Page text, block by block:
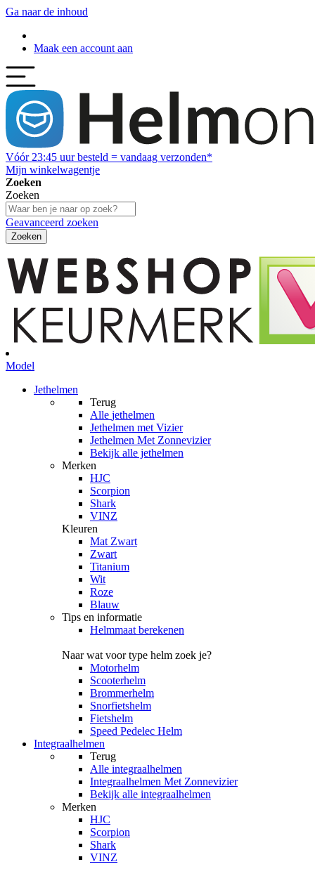
Ga naar de inhoud
Maak een account aan
Vóór 23:45 uur besteld = vandaag verzonden*
Mijn winkelwagentje
Zoeken
Zoeken
Geavanceerd zoeken
Zoeken
Model
Jethelmen
Terug
Alle jethelmen
Jethelmen met Vizier
Jethelmen Met Zonnevizier
Bekijk alle jethelmen
Merken
HJC
Scorpion
Shark
VINZ
Kleuren
Mat Zwart
Zwart
Titanium
Wit
Roze
Blauw
Tips en informatie
Helmmaat berekenen
Naar wat voor type helm zoek je?
Motorhelm
Scooterhelm
Brommerhelm
Snorfietshelm
Fietshelm
Speed Pedelec Helm
Integraalhelmen
Terug
Alle integraalhelmen
Integraalhelmen Met Zonnevizier
Bekijk alle integraalhelmen
Merken
HJC
Scorpion
Shark
VINZ